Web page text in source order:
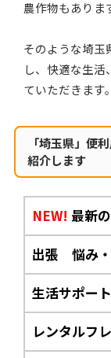
農作物もありま
そのような埼玉
し、快適な生
ていただきます。
「埼玉県」便
紹介します
NEW! 最新
出張 悩み・
生活サポー
レンタルフ